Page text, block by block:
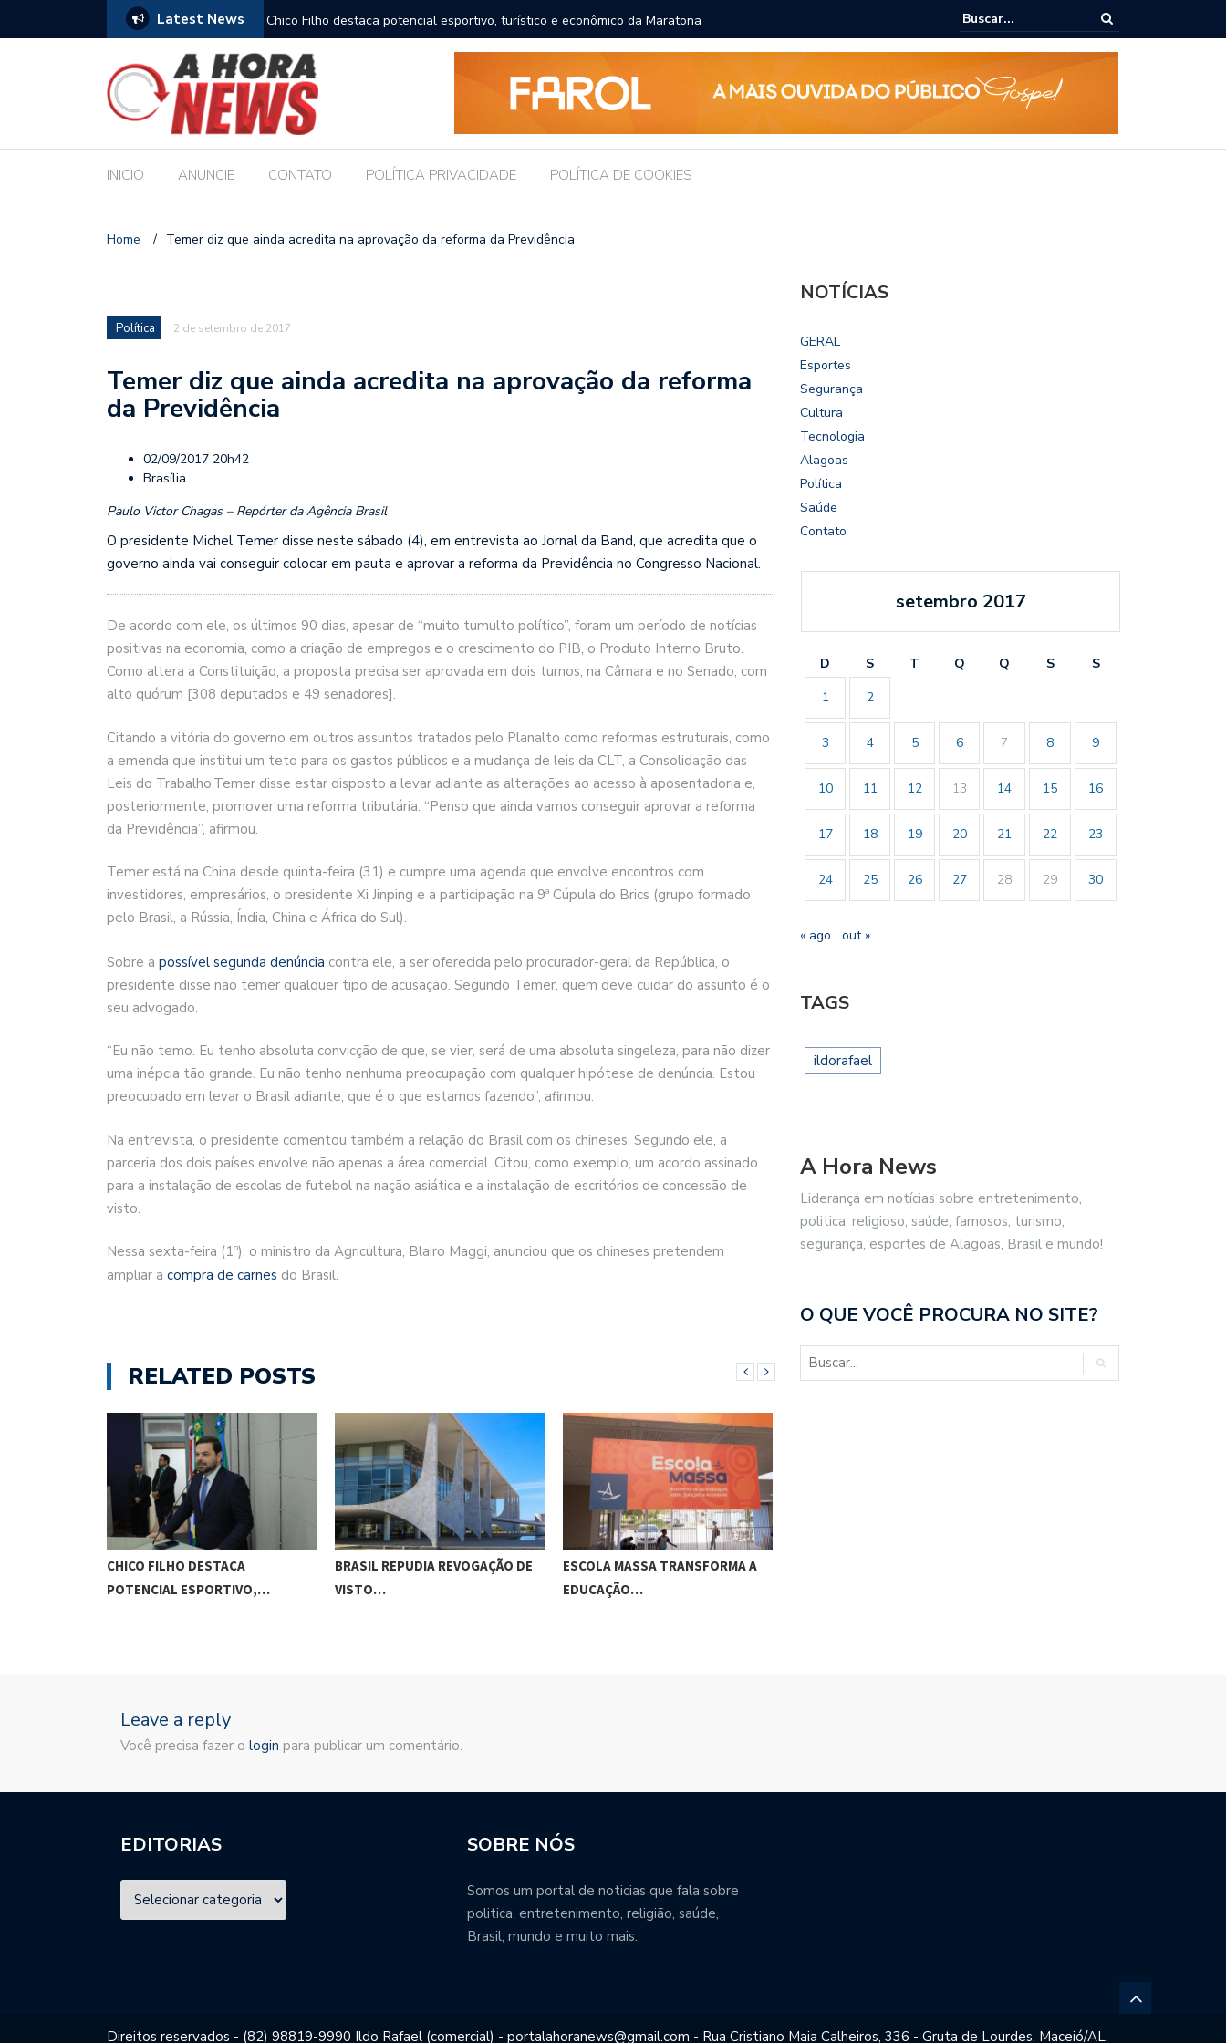
Latest News
escolares e sanciona jornada de 30 horas
Chico Filho destaca potencial esportivo, turístico e econômico da Maratona
Internacional de Maceió
Brasil repudia revogação de visto de embaixadora nos EUA
INICIO ANUNCIE CONTATO POLÍTICA PRIVACIDADE POLÍTICA DE COOKIES
Home / Temer diz que ainda acredita na aprovação da reforma da Previdência
Política 2 de setembro de 2017
Temer diz que ainda acredita na aprovação da reforma
da Previdência
02/09/2017 20h42
Brasília
Paulo Victor Chagas – Repórter da Agência Brasil
O presidente Michel Temer disse neste sábado (4), em entrevista ao Jornal da Band, que acredita que o
governo ainda vai conseguir colocar em pauta e aprovar a reforma da Previdência no Congresso Nacional.
De acordo com ele, os últimos 90 dias, apesar de “muito tumulto político”, foram um período de notícias
positivas na economia, como a criação de empregos e o crescimento do PIB, o Produto Interno Bruto.
Como altera a Constituição, a proposta precisa ser aprovada em dois turnos, na Câmara e no Senado, com
alto quórum [308 deputados e 49 senadores].
Citando a vitória do governo em outros assuntos tratados pelo Planalto como reformas estruturais, como
a emenda que institui um teto para os gastos públicos e a mudança de leis da CLT, a Consolidação das
Leis do Trabalho,Temer disse estar disposto a levar adiante as alterações ao acesso à aposentadoria e,
posteriormente, promover uma reforma tributária. “Penso que ainda vamos conseguir aprovar a reforma
da Previdência”, afirmou.
Temer está na China desde quinta-feira (31) e cumpre uma agenda que envolve encontros com
investidores, empresários, o presidente Xi Jinping e a participação na 9ª Cúpula do Brics (grupo formado
pelo Brasil, a Rússia, Índia, China e África do Sul).
Sobre a possível segunda denúncia contra ele, a ser oferecida pelo procurador-geral da República, o
presidente disse não temer qualquer tipo de acusação. Segundo Temer, quem deve cuidar do assunto é o
seu advogado.
“Eu não temo. Eu tenho absoluta convicção de que, se vier, será de uma absoluta singeleza, para não dizer
uma inépcia tão grande. Eu não tenho nenhuma preocupação com qualquer hipótese de denúncia. Estou
preocupado em levar o Brasil adiante, que é o que estamos fazendo”, afirmou.
Na entrevista, o presidente comentou também a relação do Brasil com os chineses. Segundo ele, a
parceria dos dois países envolve não apenas a área comercial. Citou, como exemplo, um acordo assinado
para a instalação de escolas de futebol na nação asiática e a instalação de escritórios de concessão de
visto.
Nessa sexta-feira (1º), o ministro da Agricultura, Blairo Maggi, anunciou que os chineses pretendem
ampliar a compra de carnes do Brasil.
RELATED POSTS
BRASIL REPUDIA REVOGAÇÃO DE
VISTO…
ESCOLA MASSA TRANSFORMA A
EDUCAÇÃO…
APÓS RECESSO, CONGRESSO
RETOMA TRABALHOS…
NOTÍCIAS
GERAL
Esportes
Segurança
Cultura
Tecnologia
Alagoas
Política
Saúde
Contato
setembro 2017
D S T Q Q S
S
1
2
3 4 5 6 7 8 9
10 11 12 13 14 15 16
17 18 19 20 21 22 23
24 25 26 27 28 29 30
« ago out »
TAGS
ildorafael
A Hora News
Liderança em notícias sobre entretenimento,
politica, religioso, saúde, famosos, turismo,
segurança, esportes de Alagoas, Brasil e mundo!
O QUE VOCÊ PROCURA NO SITE?
Leave a reply
Você precisa fazer o login para publicar um comentário.
EDITORIAS SOBRE NÓS
Somos um portal de noticias que fala sobre
politica, entretenimento, religião, saúde,
Brasil, mundo e muito mais.
Direitos reservados - (82) 98819-9990 Ildo Rafael (comercial) - portalahoranews@gmail.com - Rua Cristiano Maia Calheiros, 336 - Gruta de Lourdes, Maceió/AL.